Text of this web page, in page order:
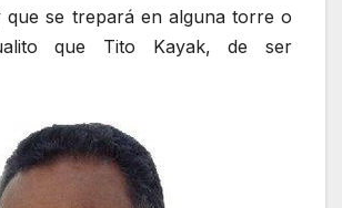
que se trepará en alguna torre o
que Tito Kayak, de ser